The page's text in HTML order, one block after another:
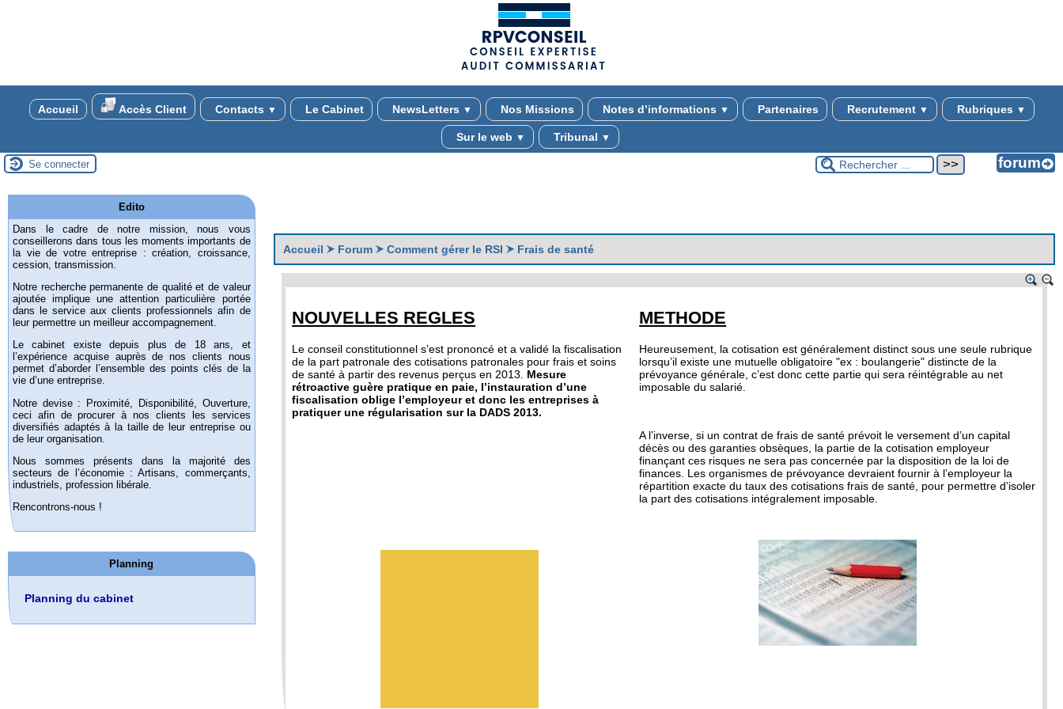
Accueil Accès Client Contacts ▼ Le Cabinet NewsLetters ▼ Nos Missions Notes d’informations ▼ Partenaires Recrutement ▼ Rubriques ▼
Sur le web ▼ Tribunal ▼
Se connecter
Accueil Forum Comment gérer le RSI Frais de santé
NOUVELLES REGLES
Le conseil constitutionnel s’est prononcé et a validé la fiscalisation
de la part patronale des cotisations patronales pour frais et soins
de santé à partir des revenus perçus en 2013.
Mesure
rétroactive guère pratique en paie, l’instauration d’une
fiscalisation oblige l’employeur et donc les entreprises à
pratiquer une régularisation sur la DADS 2013.
METHODE
Heureusement, la cotisation est généralement distinct sous une seule rubrique
lorsqu’il existe une mutuelle obligatoire "ex : boulangerie" distincte de la
prévoyance générale, c’est donc cette partie qui sera réintégrable au net
imposable du salarié.
A l’inverse, si un contrat de frais de santé prévoit le versement d’un capital
décès ou des garanties obsèques, la partie de la cotisation employeur
finançant ces risques ne sera pas concernée par la disposition de la loi de
finances. Les organismes de prévoyance devraient fournir à l’employeur la
répartition exacte du taux des cotisations frais de santé, pour permettre d’isoler
la part des cotisations intégralement imposable.
Edito
Dans le cadre de notre mission, nous vous
conseillerons dans tous les moments importants de
la vie de votre entreprise : création, croissance,
cession, transmission.
Notre recherche permanente de qualité et de valeur
ajoutée implique une attention particulière portée
dans le service aux clients professionnels afin de
leur permettre un meilleur accompagnement.
Le cabinet existe depuis plus de 18 ans, et
l’expérience acquise auprès de nos clients nous
permet d’aborder l’ensemble des points clés de la
vie d’une entreprise.
Notre devise : Proximité, Disponibilité, Ouverture,
ceci afin de procurer à nos clients les services
diversifiés adaptés à la taille de leur entreprise ou
de leur organisation.
Nous sommes présents dans la majorité des
secteurs de l’économie : Artisans, commerçants,
industriels, profession libérale.
Rencontrons-nous !
Planning
Planning du cabinet